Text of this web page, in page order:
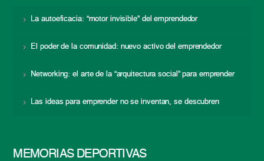
La autoeficacia: “motor invisible” del emprendedor
El poder de la comunidad: nuevo activo del emprendedor
Networking: el arte de la “arquitectura social” para emprender
Las ideas para emprender no se inventan, se descubren
MEMORIAS DEPORTIVAS